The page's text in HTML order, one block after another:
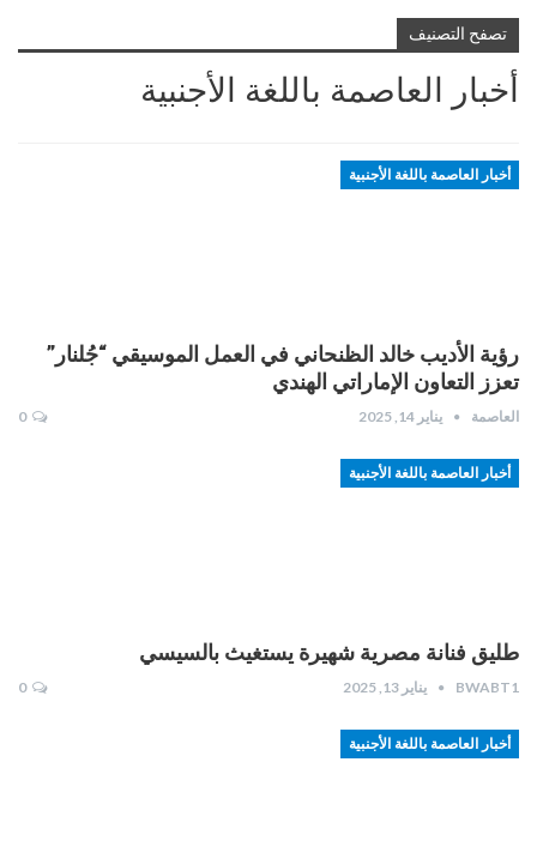
تصفح التصنيف
أخبار العاصمة باللغة الأجنبية
أخبار العاصمة باللغة الأجنبية
رؤية الأديب خالد الظنحاني في العمل الموسيقي “جُلنار”
تعزز التعاون الإماراتي الهندي
العاصمة يناير 14, 2025 0
أخبار العاصمة باللغة الأجنبية
طليق فنانة مصرية شهيرة يستغيث بالسيسي
BWABT1 يناير 13, 2025 0
أخبار العاصمة باللغة الأجنبية